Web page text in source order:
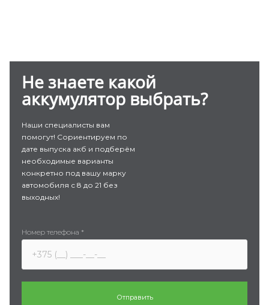
Не знаете какой
аккумулятор выбрать?
Наши специалисты вам
помогут! Сориентируем по
дате выпуска акб и подберём
необходимые варианты
конкретно под вашу марку
автомобиля с 8 до 21 без
выходных!
Номер телефона *